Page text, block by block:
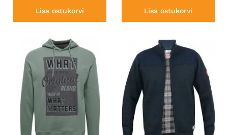
Lisa ostukorvi Lisa ostukorvi